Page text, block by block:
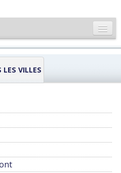
FRANCE
LES VILLES